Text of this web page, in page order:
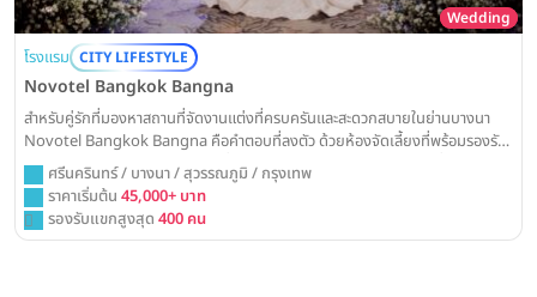
Wedding
โรงแรม CITY LIFESTYLE
Novotel Bangkok Bangna
สำหรับคู่รักที่มองหาสถานที่จัดงานแต่งที่ครบครันและสะดวกสบายในย่านบางนา
Novotel Bangkok Bangna คือคำตอบที่ลงตัว ด้วยห้องจัดเลี้ยงที่พร้อมรองรับ
ทุกขนาดงานและทีมงานมืออาชีพ ที่จะช่วยดูแลวันสำคัญของคุณให้ราบรื่น
ศรีนครินทร์ / บางนา / สุวรรณภูมิ / กรุงเทพ
ราคาเริ่มต้น 45,000+ บาท
รองรับแขกสูงสุด 400 คน